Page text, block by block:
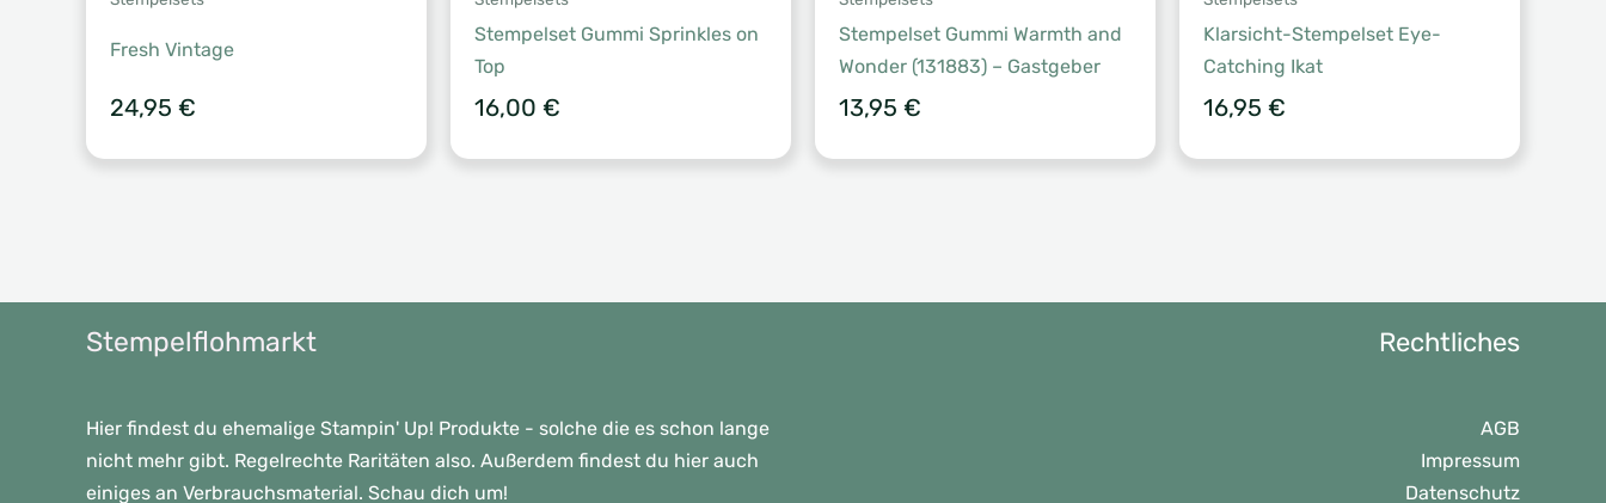
Fresh Vintage
24,95 €
Stempelset Gummi Sprinkles on
Top
16,00 €
Stempelset Gummi Warmth and
Wonder (131883) – Gastgeber
13,95 €
Klarsicht-Stempelset Eye-
Catching Ikat
16,95 €
Stempelflohmarkt
Hier findest du ehemalige Stampin' Up! Produkte - solche die es schon lange
nicht mehr gibt. Regelrechte Raritäten also. Außerdem findest du hier auch
einiges an Verbrauchsmaterial. Schau dich um!
Rechtliches
AGB
Impressum
Datenschutz